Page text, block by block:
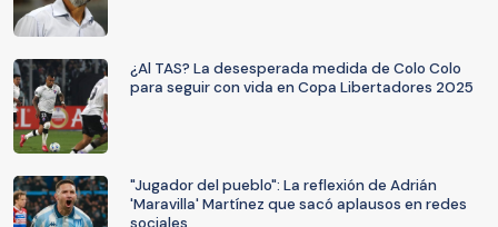
¿Al TAS? La desesperada medida de Colo Colo
para seguir con vida en Copa Libertadores 2025
"Jugador del pueblo": La reflexión de Adrián
'Maravilla' Martínez que sacó aplausos en redes
sociales